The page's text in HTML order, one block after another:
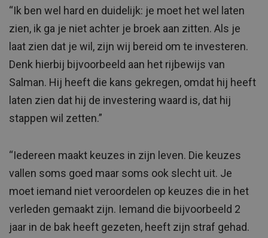
“Ik ben wel hard en duidelijk: je moet het wel laten
zien, ik ga je niet achter je broek aan zitten. Als je
laat zien dat je wil, zijn wij bereid om te investeren.
Denk hierbij bijvoorbeeld aan het rijbewijs van
Salman. Hij heeft die kans gekregen, omdat hij heeft
laten zien dat hij de investering waard is, dat hij
stappen wil zetten.”
“Iedereen maakt keuzes in zijn leven. Die keuzes
vallen soms goed maar soms ook slecht uit. Je
moet iemand niet veroordelen op keuzes die in het
verleden gemaakt zijn. Iemand die bijvoorbeeld 2
jaar in de bak heeft gezeten, heeft zijn straf gehad.